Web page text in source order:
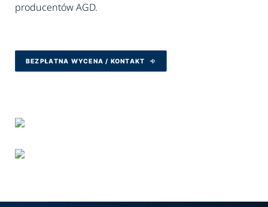
producentów AGD.
BEZPŁATNA WYCENA / KONTAKT